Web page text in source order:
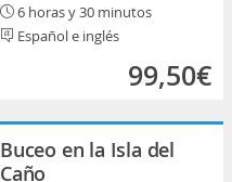
6 horas y 30 minutos
Español e inglés
99,50€
Buceo en la Isla del
Caño